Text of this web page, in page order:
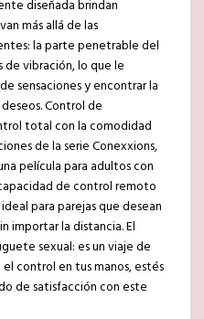
diseñada brindan
más allá de las
la parte penetrable del
de vibración, lo que le
sensaciones y encontrar la
Control de
total con la comodidad
de la serie Conexxions,
película para adultos con
de control remoto
para parejas que desean
importar la distancia. El
sexual: es un viaje de
control en tus manos, estés
de satisfacción con este